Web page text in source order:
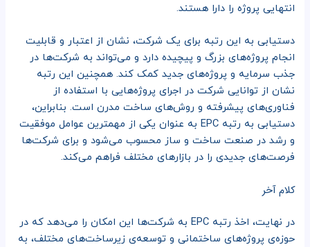
انتهایی پروژه را دارا هستند.
دستیابی به این رتبه برای یک شرکت، نشان از اعتبار و قابلیت
انجام پروژه‌های بزرگ و پیچیده دارد و می‌تواند به شرکت‌ها در
جذب سرمایه و پروژه‌های جدید کمک کند. همچنین این رتبه
نشان از توانایی شرکت در اجرای پروژه‌هایی با استفاده از
فناوری‌های پیشرفته و روش‌های ساخت مدرن است. بنابراین،
دستیابی به رتبه EPC به عنوان یکی از مهمترین عوامل موفقیت
و رشد در صنعت ساخت و ساز محسوب می‌شود و برای شرکت‌ها
فرصت‌های جدیدی را در بازارهای مختلف فراهم می‌کند.
کلام آخر
در نهایت، اخذ رتبه EPC به شرکت‌ها این امکان را می‌دهد که در
حوزه‌ی پروژه‌های ساختمانی و توسعه‌ی زیرساخت‌های مختلف، به